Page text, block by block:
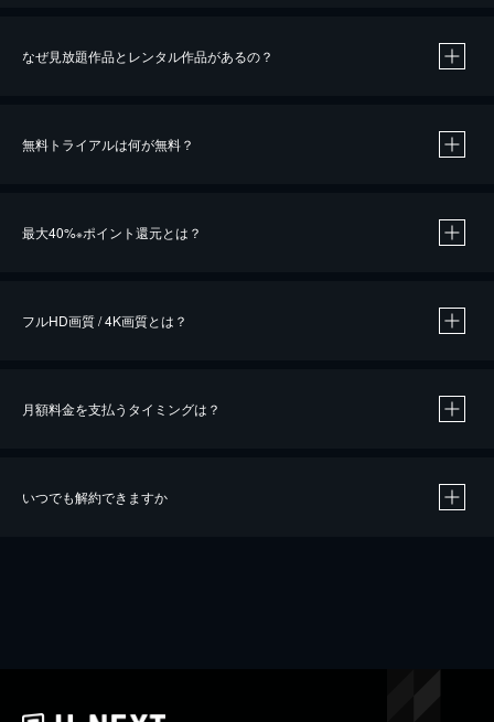
なぜ見放題作品とレンタル作品があるの？
無料トライアルは何が無料？
最大40%※ポイント還元とは？
※40％ポイント還元の対象は、クレジットカード決済による作品の購入 / レンタルです。
iOSアプリのUコイン決済による作品の購入 / レンタルは、20％のポイント還元です。
フルHD画質 / 4K画質とは？
月額料金を支払うタイミングは？
いつでも解約できますか